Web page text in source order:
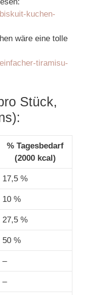
kuchen-
wäre eine tolle
tiramisu-
Stück,
% Tagesbedarf
(2000 kcal)
17,5 %
10 %
27,5 %
50 %
–
–